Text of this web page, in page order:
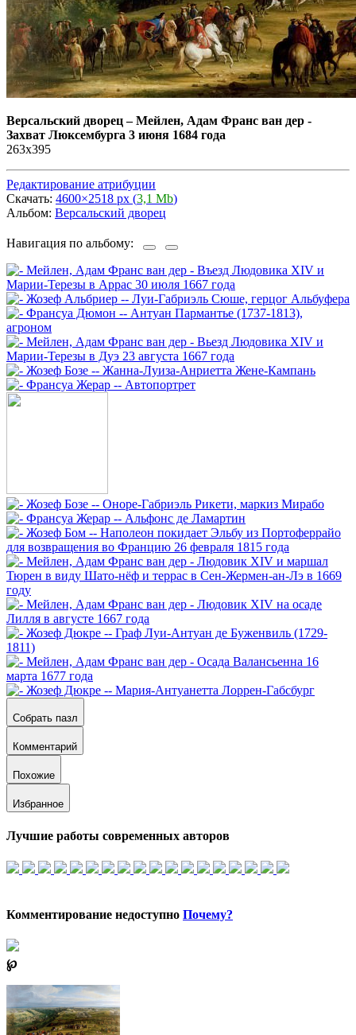
Версальский дворец–Мейлен, Адам Франс ван дер -
Захват Люксембурга 3 июня 1684 года
263х395
Редактирование атрибуции
Скачать: 4600×2518 px (3,1 Mb)
Альбом: Версальский дворец
Навигация по альбому:
Собрать пазл
Комментарий
Похожие
Избранное
Лучшие работы современных авторов
Комментирование недоступно Почему?
℘